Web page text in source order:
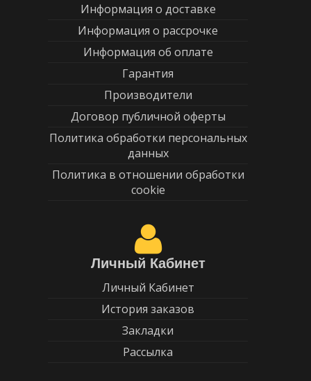
Информация о доставке
Информация о рассрочке
Информация об оплате
Гарантия
Производители
Договор публичной оферты
Политика обработки персональных
данных
Политика в отношении обработки
cookie
Личный Кабинет
Личный Кабинет
История заказов
Закладки
Рассылка